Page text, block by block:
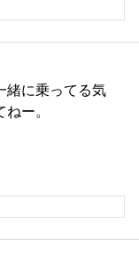
緒に乗ってる気
ー。